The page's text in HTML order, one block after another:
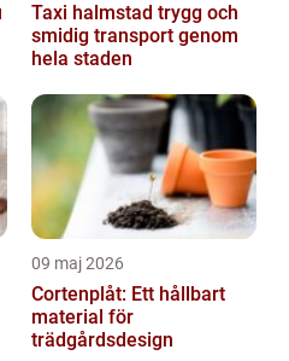
Taxi halmstad trygg och
smidig transport genom
hela staden
09 maj 2026
Cortenplåt: Ett hållbart
material för
trädgårdsdesign